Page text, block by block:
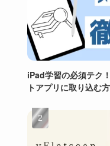
iPad学習の必須テク
トアプリに取り込む